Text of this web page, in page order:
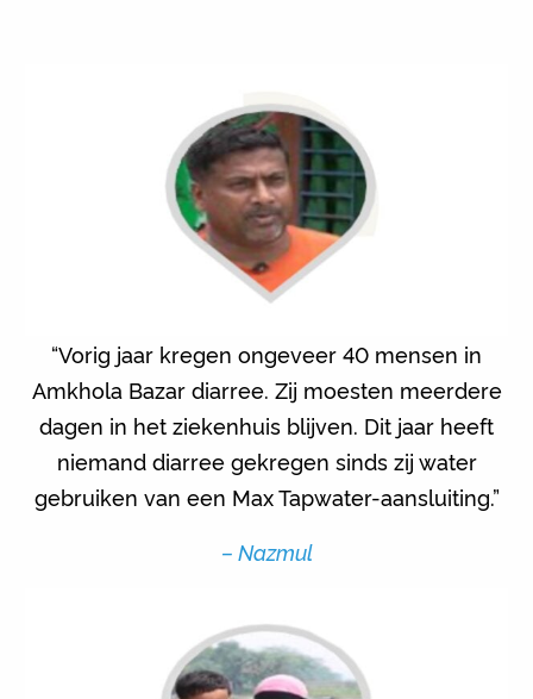
“Vorig jaar kregen ongeveer 40 mensen in
Amkhola Bazar diarree. Zij moesten meerdere
dagen in het ziekenhuis blijven. Dit jaar heeft
niemand diarree gekregen sinds zij water
gebruiken van een Max Tapwater-aansluiting.”
– Nazmul